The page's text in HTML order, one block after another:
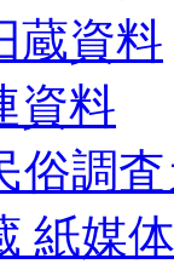
蔵資料
資料
調査
紙媒